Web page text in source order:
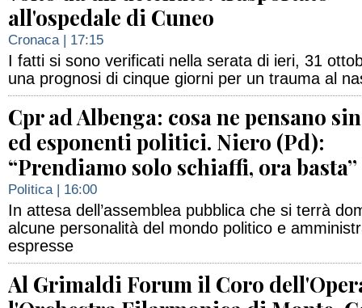
all'ospedale di Cuneo
Cronaca| 17:15
I fatti si sono verificati nella serata di ieri, 31
una prognosi di cinque giorni per un trauma al
Cpr ad Albenga: cosa ne pensano
ed esponenti politici. Niero (Pd):
“Prendiamo solo schiaffi, ora basta”
Politica| 16:00
In attesa dell’assemblea pubblica che si terrà
alcune personalità del mondo politico e
espresse
Al Grimaldi Forum il Coro